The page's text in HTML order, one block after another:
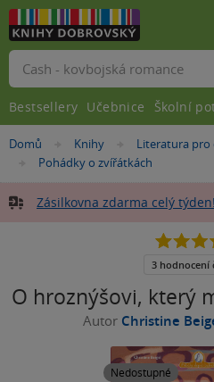
Nacházíte
Domů »Knihy »Literatura pro
»Pohádky o zvířátkách
Zásilkovna zdarma celý týden!
O hroznýšovi, který
Autor Christine
Nedostupné
3.7
5
3 hodnocení
Vyhledávání
Bestsellery Učebnice Školní